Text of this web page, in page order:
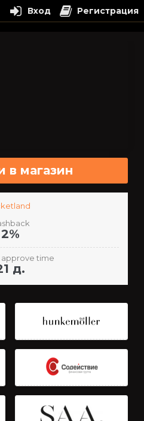
в магазин
2%
approve time
д.
Вход Регистрация